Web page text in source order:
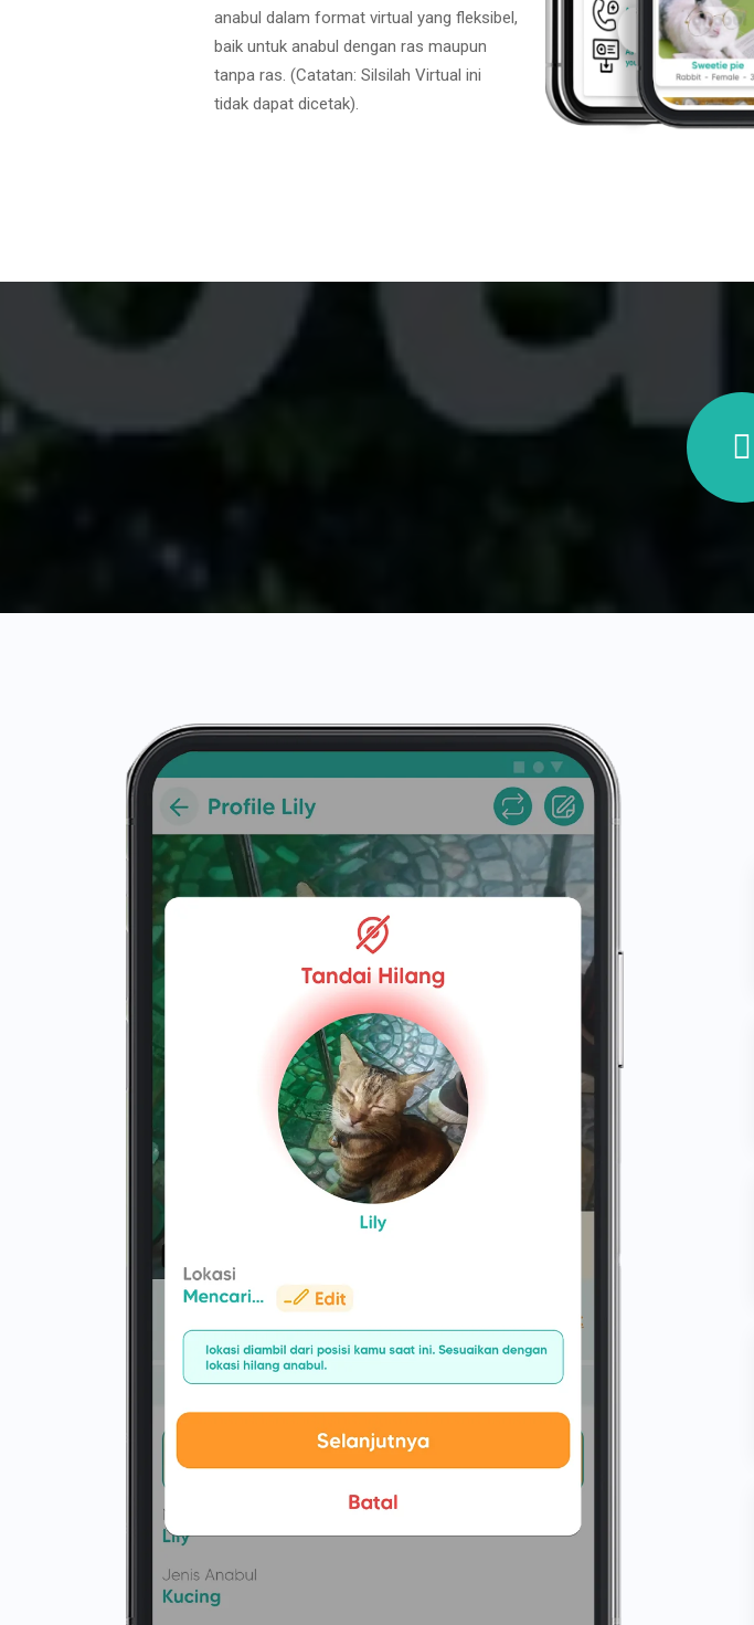
anabul dalam format virtual yang fleksibel,
baik untuk anabul dengan ras maupun
tanpa ras. (Catatan: Silsilah Virtual ini
tidak dapat dicetak).